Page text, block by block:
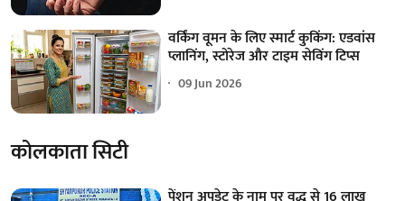
वर्किंग वूमन के लिए स्मार्ट कुकिंग: एडवांस
प्लानिंग, स्टोरेज और टाइम सेविंग टिप्स
09 Jun 2026
कोलकाता सिटी